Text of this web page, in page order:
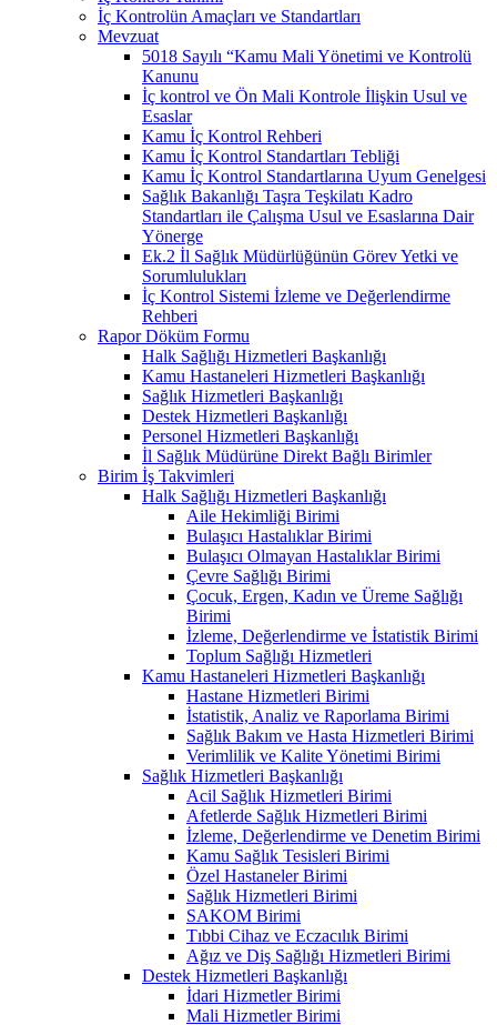
İç Kontrolün Amaçları ve Standartları
Mevzuat
5018 Sayılı “Kamu Mali Yönetimi ve Kontrolü
Kanunu
İç kontrol ve Ön Mali Kontrole İlişkin Usul ve
Esaslar
Kamu İç Kontrol Rehberi
Kamu İç Kontrol Standartları Tebliği
Kamu İç Kontrol Standartlarına Uyum Genelgesi
Sağlık Bakanlığı Taşra Teşkilatı Kadro
Standartları ile Çalışma Usul ve Esaslarına Dair
Yönerge
Ek.2 İl Sağlık Müdürlüğünün Görev Yetki ve
Sorumlulukları
İç Kontrol Sistemi İzleme ve Değerlendirme
Rehberi
Rapor Döküm Formu
Halk Sağlığı Hizmetleri Başkanlığı
Kamu Hastaneleri Hizmetleri Başkanlığı
Sağlık Hizmetleri Başkanlığı
Destek Hizmetleri Başkanlığı
Personel Hizmetleri Başkanlığı
İl Sağlık Müdürüne Direkt Bağlı Birimler
Birim İş Takvimleri
Halk Sağlığı Hizmetleri Başkanlığı
Aile Hekimliği Birimi
Bulaşıcı Hastalıklar Birimi
Bulaşıcı Olmayan Hastalıklar Birimi
Çevre Sağlığı Birimi
Çocuk, Ergen, Kadın ve Üreme Sağlığı
Birimi
İzleme, Değerlendirme ve İstatistik Birimi
Toplum Sağlığı Hizmetleri
Kamu Hastaneleri Hizmetleri Başkanlığı
Hastane Hizmetleri Birimi
İstatistik, Analiz ve Raporlama Birimi
Sağlık Bakım ve Hasta Hizmetleri Birimi
Verimlilik ve Kalite Yönetimi Birimi
Sağlık Hizmetleri Başkanlığı
Acil Sağlık Hizmetleri Birimi
Afetlerde Sağlık Hizmetleri Birimi
İzleme, Değerlendirme ve Denetim Birimi
Kamu Sağlık Tesisleri Birimi
Özel Hastaneler Birimi
Sağlık Hizmetleri Birimi
SAKOM Birimi
Tıbbi Cihaz ve Eczacılık Birimi
Ağız ve Diş Sağlığı Hizmetleri Birimi
Destek Hizmetleri Başkanlığı
İdari Hizmetler Birimi
Mali Hizmetler Birimi